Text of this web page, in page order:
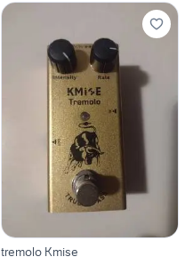
tremolo Kmise